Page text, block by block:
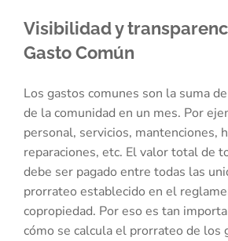
Visibilidad y
Gasto Común
Los gastos comunes son la suma
de la comunidad en un mes. Por
personal, servicios, mantenciones,
reparaciones, etc. El valor total de
debe ser pagado entre todas las
prorrateo establecido en el
copropiedad. Por eso es tan
cómo se calcula el prorrateo de los